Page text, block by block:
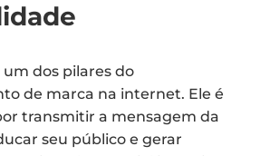
dos pilares do
de marca na internet. Ele é
transmitir a mensagem da
seu público e gerar